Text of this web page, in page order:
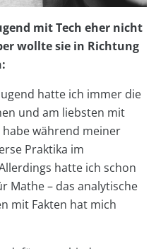
mit Tech eher nicht
wollte sie in Richtung
hatte ich immer die
und am liebsten mit
während meiner
Praktika im
hatte ich schon
Mathe – das analytische
mit Fakten hat mich